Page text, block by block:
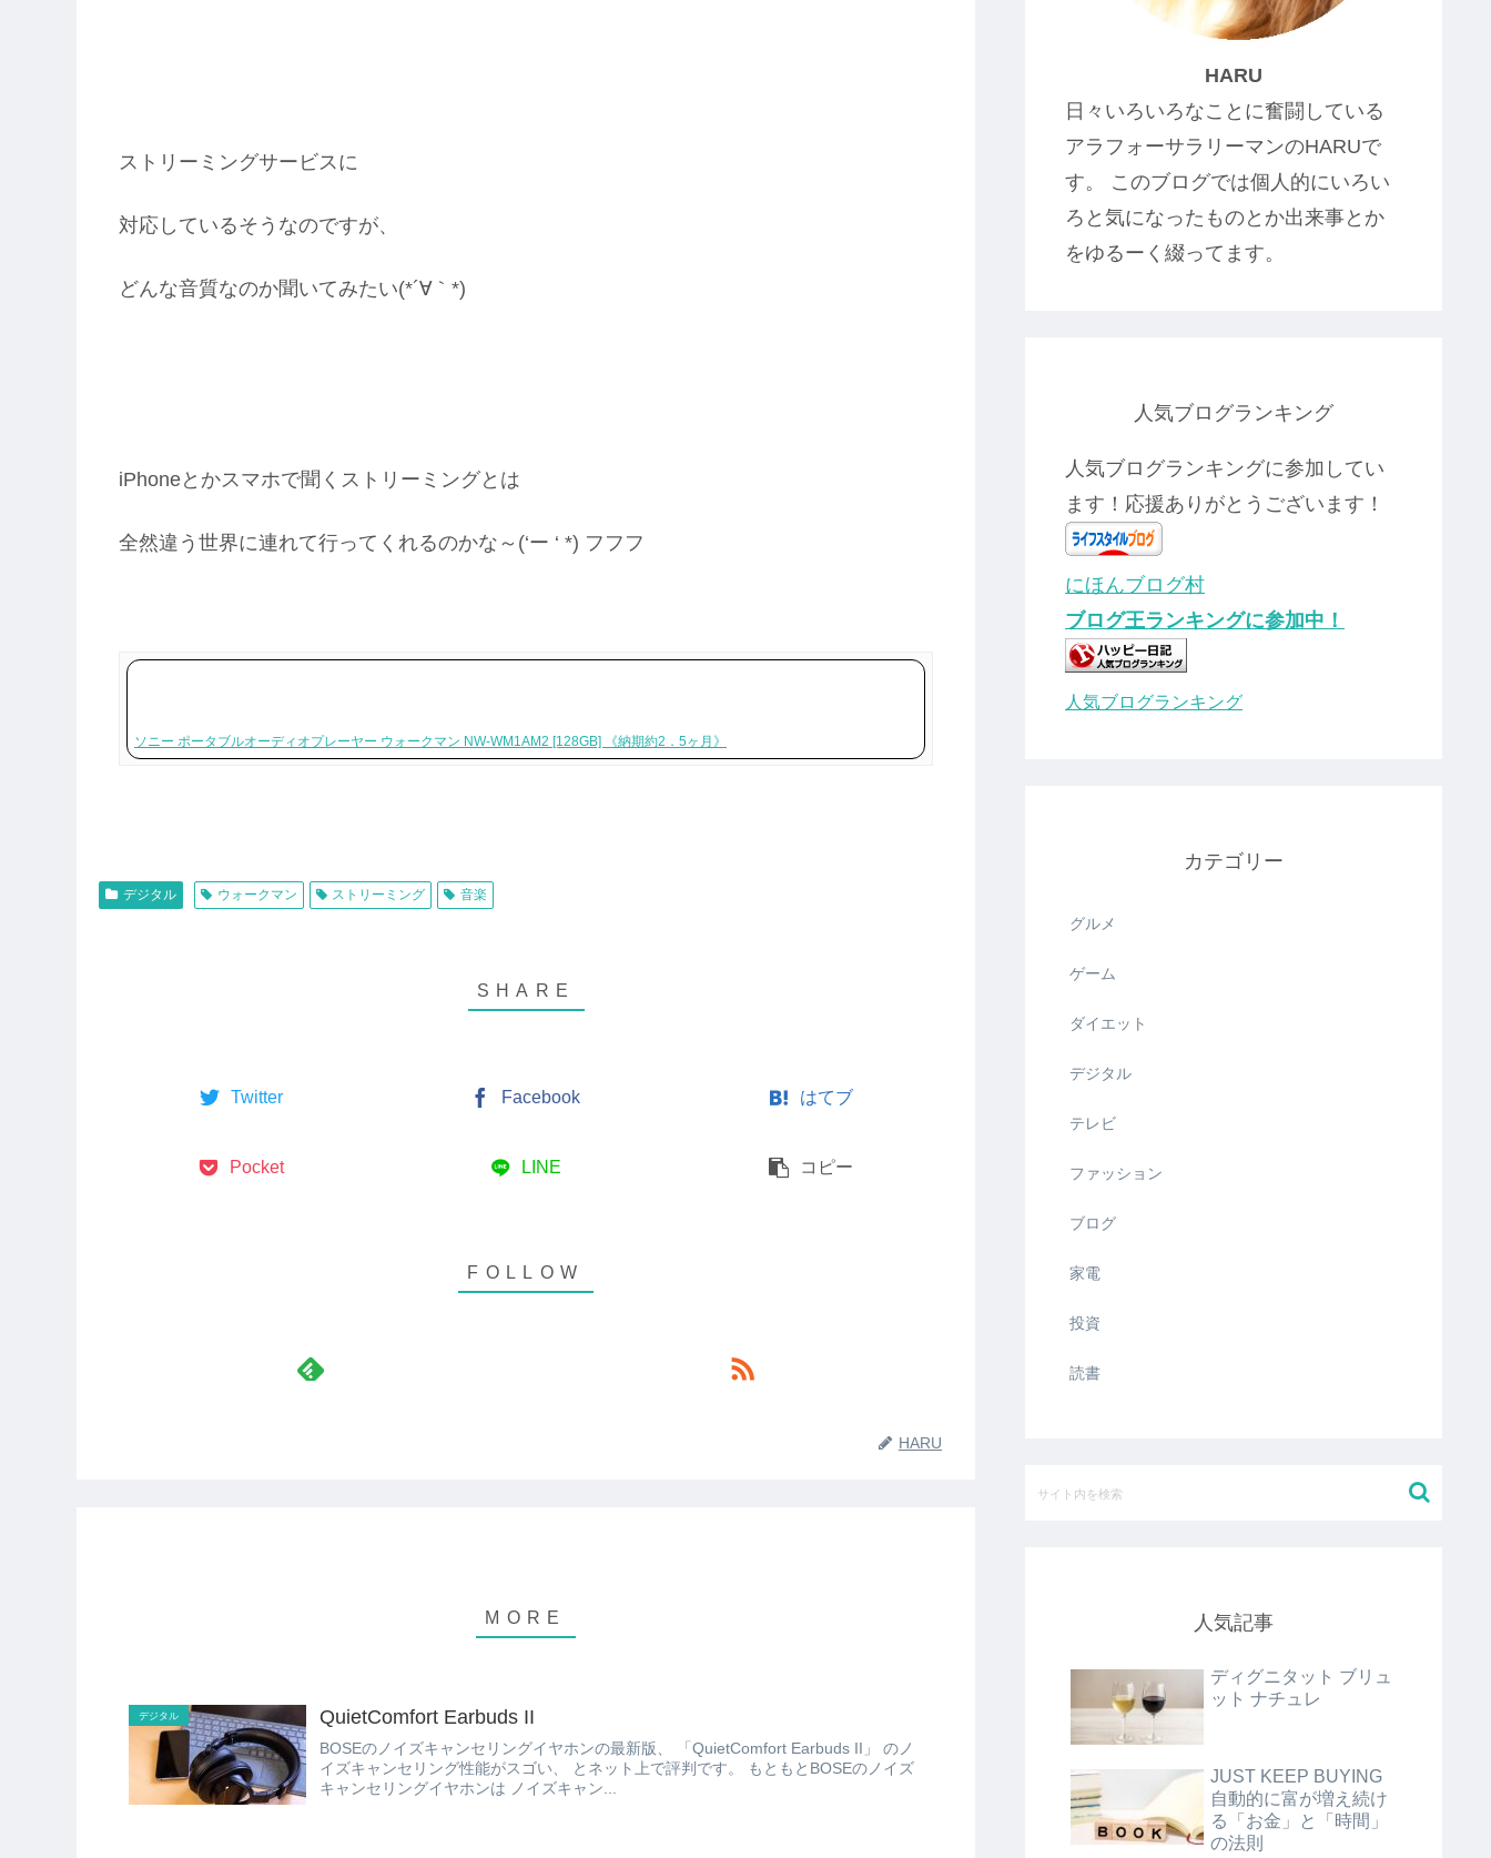
ストリーミングサービスに
対応しているそうなのですが、
どんな音質なのか聞いてみたい(*´∀｀*)
iPhoneとかスマホで聞くストリーミングとは
全然違う世界に連れて行ってくれるのかな～(‘ー ‘ *) フフフ
ソニー ポータブルオーディオプレーヤー ウォークマン NW-WM1AM2 [128GB] 《納期約2．5ヶ月》
デジタル ウォークマン ストリーミング 音楽
Twitter Facebook はてブ
Pocket LINE コピー
HARU
デジタル QuietComfort Earbuds II
BOSEのノイズキャンセリングイヤホンの最新版、 「QuietComfort Earbuds II」 のノ
イズキャンセリング性能がスゴい、 とネット上で評判です。 もともとBOSEのノイズ
キャンセリングイヤホンは ノイズキャン...
HARU
日々いろいろなことに奮闘している
アラフォーサラリーマンのHARUで
す。 このブログでは個人的にいろい
ろと気になったものとか出来事とか
をゆるーく綴ってます。
人気ブログランキング
人気ブログランキングに参加してい
ます！応援ありがとうございます！
にほんブログ村
ブログ王ランキングに参加中！
人気ブログランキング
カテゴリー
グルメ
ゲーム
ダイエット
デジタル
テレビ
ファッション
ブログ
家電
投資
読書
人気記事
ディグニタット ブリュ
ット ナチュレ
JUST KEEP BUYING
自動的に富が増え続け
る「お金」と「時間」
の法則